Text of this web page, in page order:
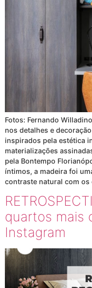
Fotos: Fernando
nos detalhes e
inspirados pela estética
materializações
pela Bontempo
íntimos, a madeira foi
contraste natural com
quartos mais
Instagram